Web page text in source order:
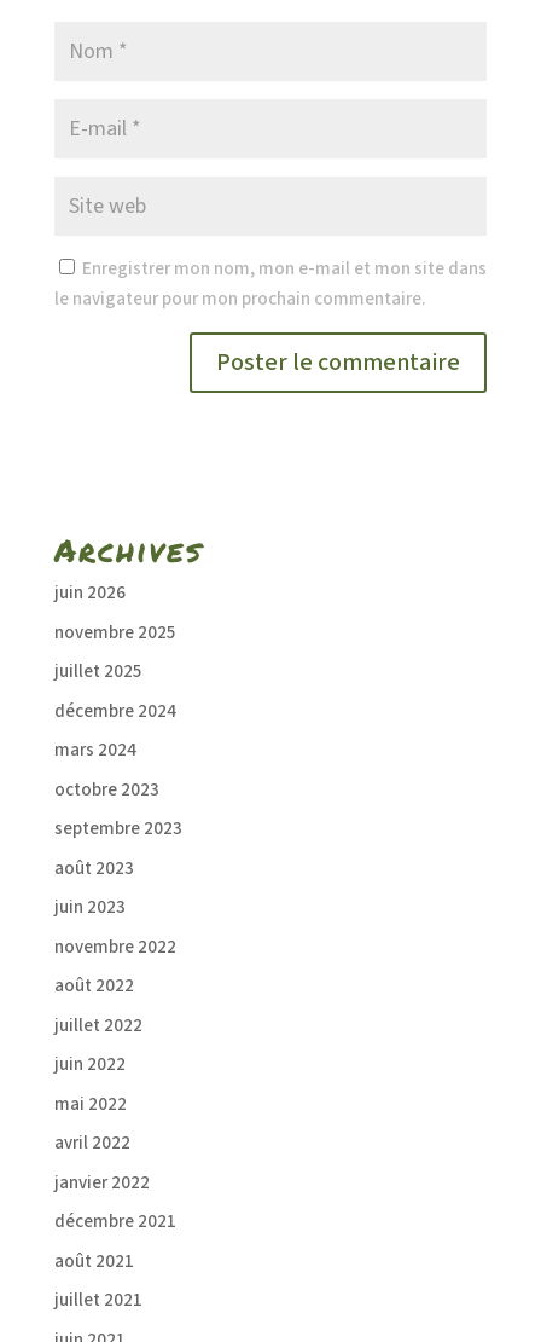
Enregistrer mon nom, mon e-mail et mon site dans
le navigateur pour mon prochain commentaire.
Archives
juin 2026
novembre 2025
juillet 2025
décembre 2024
mars 2024
octobre 2023
septembre 2023
août 2023
juin 2023
novembre 2022
août 2022
juillet 2022
juin 2022
mai 2022
avril 2022
janvier 2022
décembre 2021
août 2021
juillet 2021